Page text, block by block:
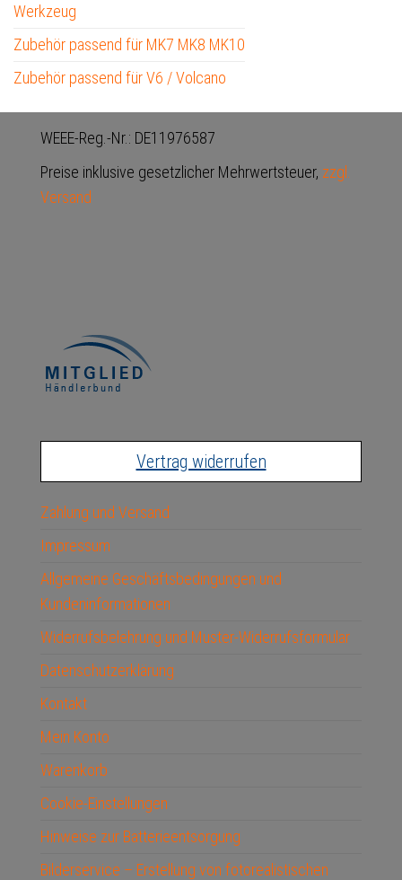
Werkzeug
Zubehör passend für MK7 MK8 MK10
Zubehör passend für V6 / Volcano
WEEE-Reg.-Nr.: DE11976587
Preise inklusive gesetzlicher Mehrwertsteuer, zzgl.
Versand
Vertrag widerrufen
Zahlung und Versand
Impressum
Allgemeine Geschäftsbedingungen und
Kundeninformationen
Widerrufsbelehrung und Muster-Widerrufsformular
Datenschutzerklärung
Kontakt
Mein Konto
Warenkorb
Cookie-Einstellungen
Hinweise zur Batterieentsorgung
Bilderservice – Erstellung von fotorealistischen